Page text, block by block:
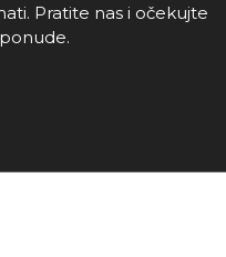
Pratite nas i očekujte